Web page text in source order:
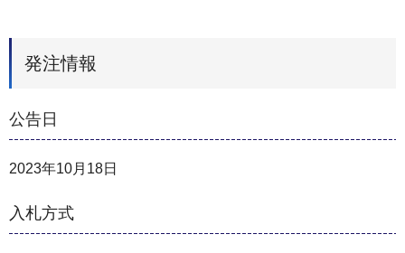
発注情報
公告日
2023年10月18日
入札方式